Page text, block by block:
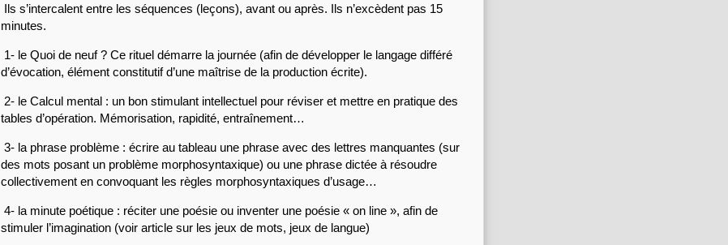
Ils s’intercalent entre les séquences (leçons), avant ou après. Ils n’excèdent pas 15
minutes.
1- le Quoi de neuf ? Ce rituel démarre la journée (afin de développer le langage différé
d’évocation, élément constitutif d’une maîtrise de la production écrite).
2- le Calcul mental : un bon stimulant intellectuel pour réviser et mettre en pratique des
tables d’opération. Mémorisation, rapidité, entraînement…
3- la phrase problème : écrire au tableau une phrase avec des lettres manquantes (sur
des mots posant un problème morphosyntaxique) ou une phrase dictée à résoudre
collectivement en convoquant les règles morphosyntaxiques d’usage…
4- la minute poétique : réciter une poésie ou inventer une poésie « on line », afin de
stimuler l’imagination (voir article sur les jeux de mots, jeux de langue)